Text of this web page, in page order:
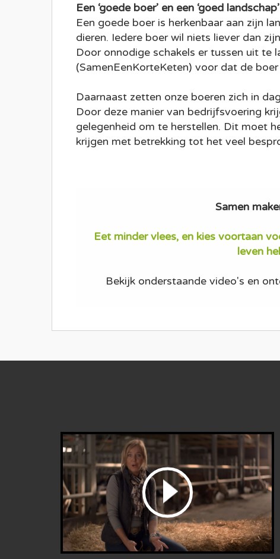
Een ‘goede boer’ en een ‘goed landschap’
Een goede boer is herkenbaar aan zijn
dieren. Iedere boer wil niets liever dan
Door onnodige schakels er tussen uit te
(SamenEenKorteKeten) voor dat de
Daarnaast zetten onze boeren zich in
Door deze manier van bedrijfsvoering
gelegenheid om te herstellen. Dit moet
krijgen met betrekking tot het veel
Samen
Eet minder vlees, en kies voortaan
leven
Bekijk onderstaande video's en
bekijk de video